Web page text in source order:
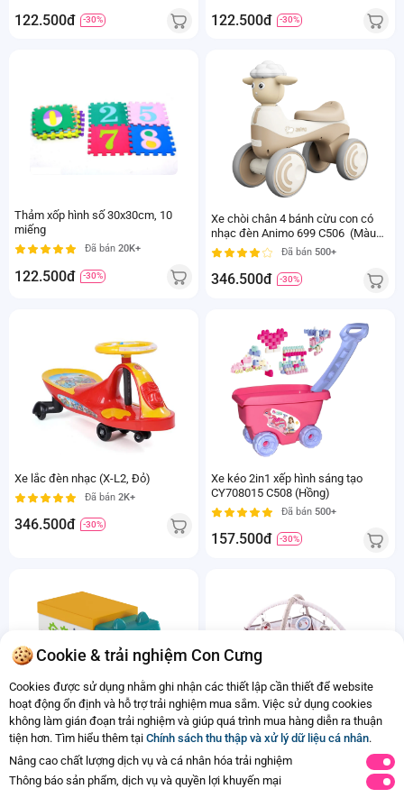
122.500đ -30% 122.500đ -30%
Thảm xốp hình số 30x30cm, 10
miếng
Đã bán 20K+
122.500đ -30%
Xe chòi chân 4 bánh cừu con có
nhạc đèn Animo 699 C506 (Màu
be)
Đã bán 500+
346.500đ -30%
Xe lắc đèn nhạc (X-L2, Đỏ)
Đã bán 2K+
346.500đ -30%
Xe kéo 2in1 xếp hình sáng tạo
CY708015 C508 (Hồng)
Đã bán 500+
157.500đ -30%
Đồ chơi khối xếp hình xe có âm
thanh sinh động CY586594 C402
Đã bán 1K+
Thảm vải nằm chơi có nhạc kèm
bóng cho bé CY593232 C402
Cookie & trải nghiệm Con Cưng
Cookies được sử dụng nhằm ghi nhận các thiết lập cần thiết để website
hoạt động ổn định và hỗ trợ trải nghiệm mua sắm. Việc sử dụng cookies
không làm gián đoạn trải nghiệm và giúp quá trình mua hàng diễn ra thuận
tiện hơn. Tìm hiểu thêm tại Chính sách thu thập và xử lý dữ liệu cá nhân.
Nâng cao chất lượng dịch vụ và cá nhân hóa trải nghiệm
Thông báo sản phẩm, dịch vụ và quyền lợi khuyến mại